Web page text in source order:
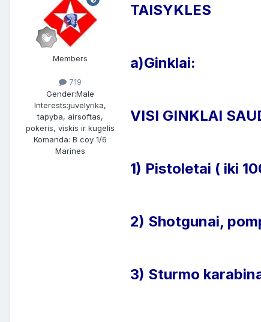
Members
719
Gender:Male
Interests:juvelyrika,
tapyba, airsoftas,
pokeris, viskis ir kugelis
Komanda: B coy 1/6
Marines
TAISYKLES
a)Ginklai:
VISI GINKLAI
1) Pistoletai ( iki
2) Shotgunai,
3) Sturmo